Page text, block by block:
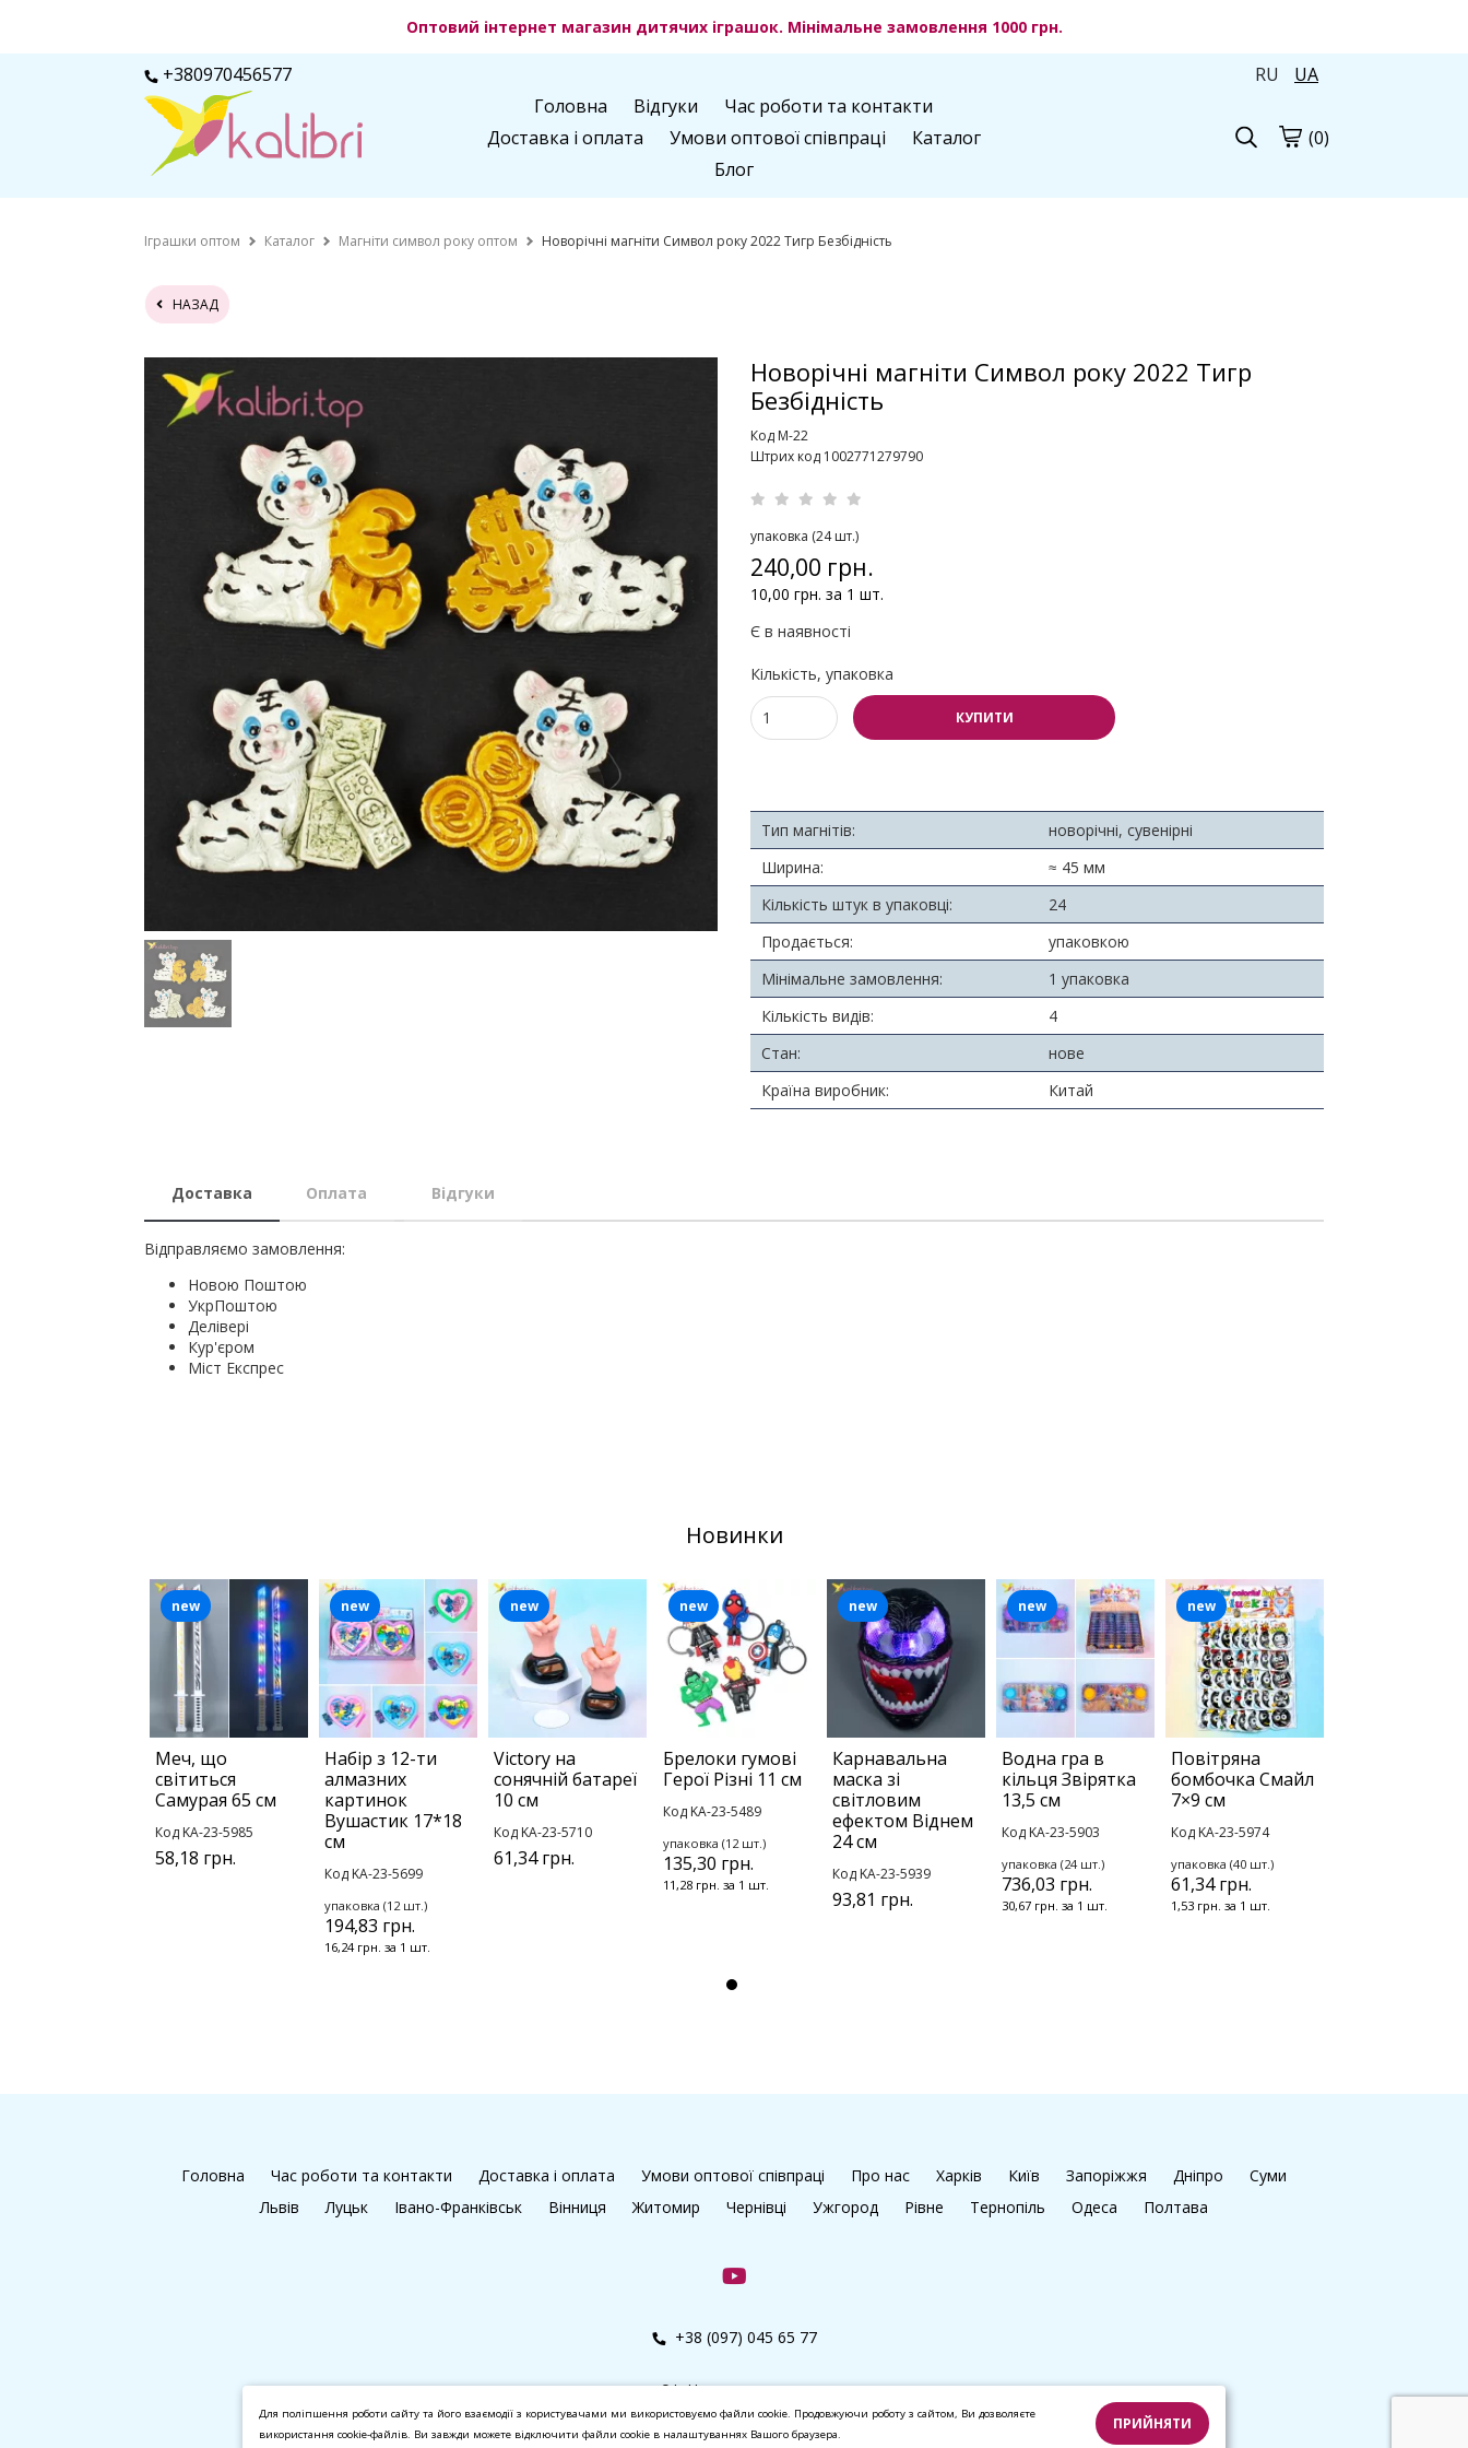
Оптовий інтернет магазин дитячих іграшок. Мінімальне замовлення 1000 грн.
+380970456577 RU
UA
Головна
Відгуки
Час роботи та контакти
Доставка і оплата
Умови оптової співпраці
Каталог
Блог
(0)
Іграшки оптом Каталог Магніти символ року оптом Новорічні магніти Символ року 2022 Тигр Безбідність
НАЗАД
Новорічні магніти Символ року 2022 Тигр
Безбідність
Код M-22
Штрих код 1002771279790
упаковка (24 шт.)
240,00 грн.
10,00 грн. за 1 шт.
Є в наявності
Кількість, упаковка
КУПИТИ
Тип магнітів:
новорічні, сувенірні
Ширина:
≈ 45 мм
Кількість штук в упаковці:
24
Продається:
упаковкою
Мінімальне замовлення:
1 упаковка
Кількість видів:
4
Стан:
нове
Країна виробник:
Китай
Доставка Оплата Відгуки
Відправляємо замовлення:
Новою Поштою
УкрПоштою
Делівері
Кур'єром
Міст Експрес
Новинки
Меч, що
світиться
Самурая 65 см
Код KA-23-5985
58,18 грн.
new
Набір з 12-ти
алмазних
картинок
Вушастик 17*18
см
Код KA-23-5699
упаковка (12 шт.)
194,83 грн.
16,24 грн. за 1 шт.
new
Victory на
сонячній батареї
10 см
Код KA-23-5710
61,34 грн.
new
Брелоки гумові
Герої Різні 11 см
Код KA-23-5489
упаковка (12 шт.)
135,30 грн.
11,28 грн. за 1 шт.
new
Карнавальна
маска зі
світловим
ефектом Віднем
24 см
Код KA-23-5939
93,81 грн.
new
Водна гра в
кільця Звірятка
13,5 см
Код KA-23-5903
упаковка (24 шт.)
736,03 грн.
30,67 грн. за 1 шт.
new
Повітряна
бомбочка Смайл
7×9 см
Код KA-23-5974
упаковка (40 шт.)
61,34 грн.
1,53 грн. за 1 шт.
new
Головна Час роботи та контакти Доставка і оплата Умови оптової співпраці Про нас Харків Київ Запоріжжя Дніпро
Суми
Львів
Луцьк Івано-Франківськ Вінниця Житомир Чернівці Ужгород Рівне Тернопіль Одеса Полтава
+38 (097) 045 65 77
© kalibri.top 2016–2026
Для поліпшення роботи сайту та його взаємодії з користувачами ми використовуємо файли cookie. Продовжуючи роботу з сайтом, Ви дозволяєте
використання cookie-файлів. Ви завжди можете відключити файли cookie в налаштуваннях Вашого браузера.
ПРИЙНЯТИ